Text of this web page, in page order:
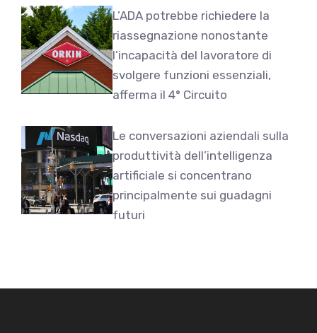
L’ADA potrebbe richiedere la
riassegnazione nonostante
l’incapacità del lavoratore di
svolgere funzioni essenziali,
afferma il 4° Circuito
Le conversazioni aziendali sulla
produttività dell’intelligenza
artificiale si concentrano
principalmente sui guadagni
futuri